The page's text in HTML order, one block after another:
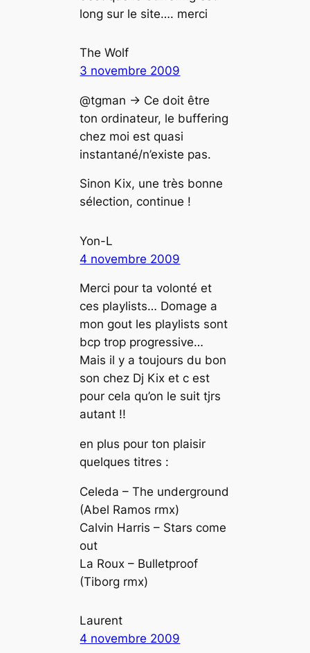
long sur le site…. merci
The Wolf
3 novembre 2009
@tgman -> Ce doit être
ton ordinateur, le buffering
chez moi est quasi
instantané/n’existe pas.
Sinon Kix, une très bonne
sélection, continue !
Yon-L
4 novembre 2009
Merci pour ta volonté et
ces playlists… Domage a
mon gout les playlists sont
bcp trop progressive…
Mais il y a toujours du bon
son chez Dj Kix et c est
pour cela qu’on le suit tjrs
autant !!
en plus pour ton plaisir
quelques titres :
Celeda – The underground
(Abel Ramos rmx)
Calvin Harris – Stars come
out
La Roux – Bulletproof
(Tiborg rmx)
Laurent
4 novembre 2009